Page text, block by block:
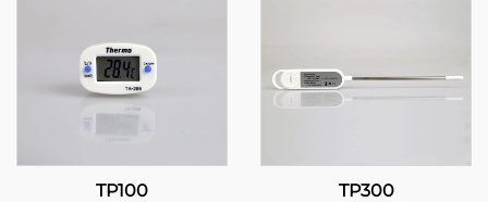
TP100 TP300